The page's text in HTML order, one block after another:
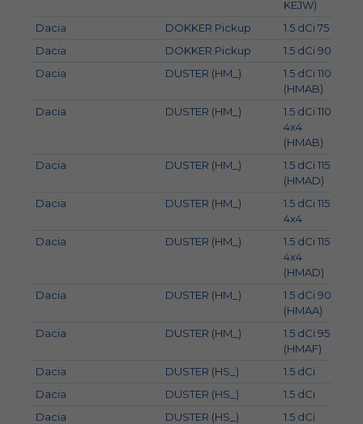
KEJW)
Dacia
DOKKER Pickup 1.5 dCi 75
Dacia
DOKKER Pickup 1.5 dCi 90
Dacia
DUSTER (HM_)
1.5 dCi 110
(HMAB)
Dacia DUSTER (HM_)
1.5 dCi 110
4x4
(HMAB)
Dacia DUSTER (HM_)
1.5 dCi 115
(HMAD)
Dacia DUSTER (HM_)
1.5 dCi 115
4x4
Dacia DUSTER (HM_)
1.5 dCi 115
4x4
(HMAD)
Dacia DUSTER (HM_)
1.5 dCi 90
(HMAA)
Dacia DUSTER (HM_)
1.5 dCi 95
(HMAF)
Dacia DUSTER (HS_) 1.5 dCi
Dacia
DUSTER (HS_) 1.5 dCi
Dacia
DUSTER (HS_)
1.5 dCi